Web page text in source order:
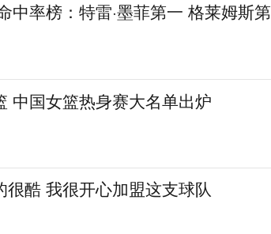
中率榜：特雷·墨菲第一 格莱姆斯第
中国女篮热身赛大名单出炉
酷 我很开心加盟这支球队